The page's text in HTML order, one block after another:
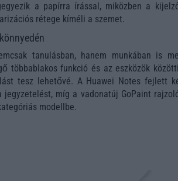
a papírra írással, miközben a
rétege kíméli a szemet.
tanulásban, hanem munkában is
többablakos funkció és az eszközök
tesz lehetővé. A Huawei Notes fejlett
jegyzetelést, míg a vadonatúj GoPaint
modellbe.